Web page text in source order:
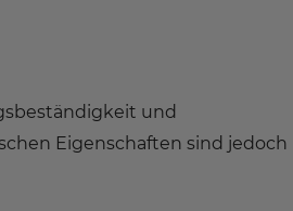
und
Eigenschaften sind jedoch